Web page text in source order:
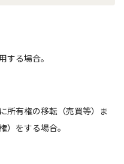
る場合。
所有権の移転（売買等）ま
）をする場合。